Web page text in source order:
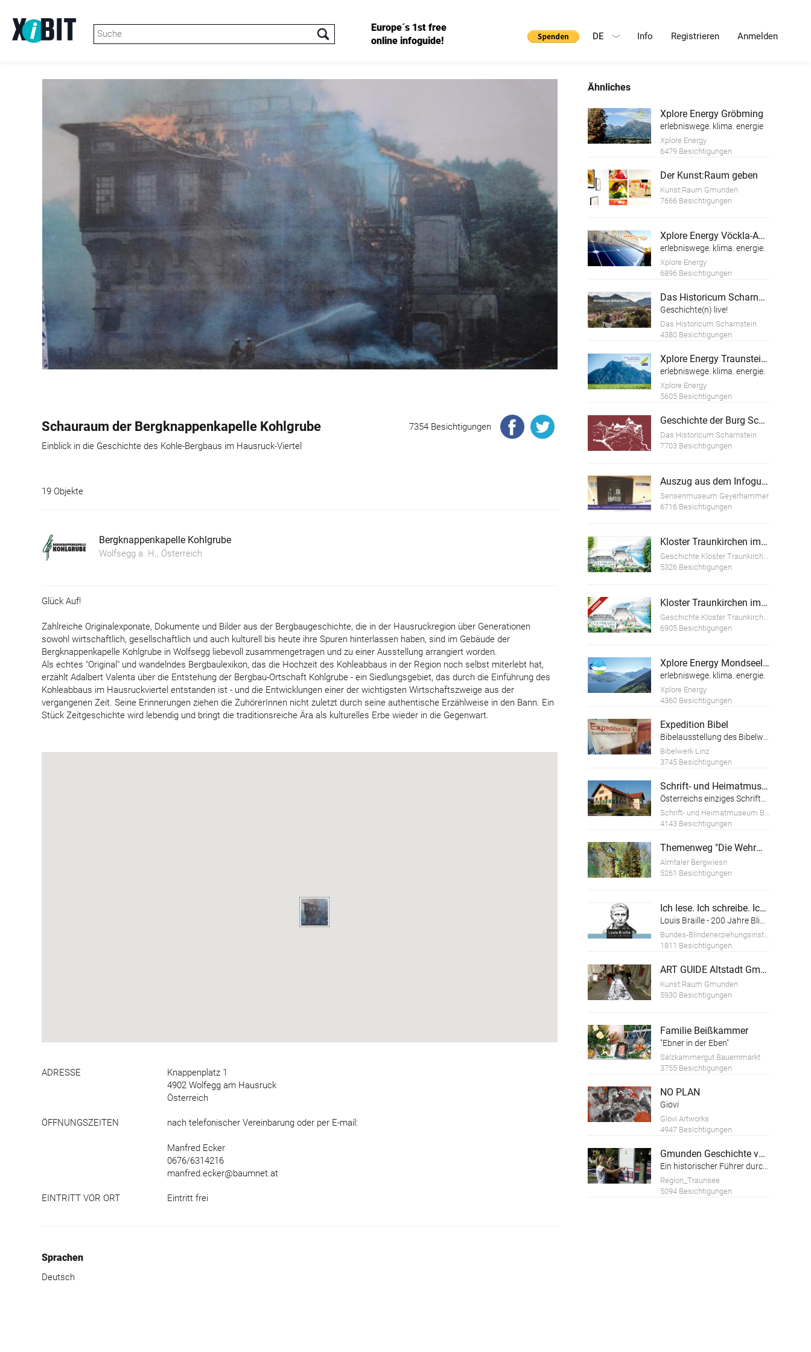
Europe´s 1st free
online infoguide!
Info Registrieren Anmelden
DE
Schauraum der Bergknappenkapelle Kohlgrube
Einblick in die Geschichte des Kohle-Bergbaus im Hausruck-Viertel
7354 Besichtigungen
19 Objekte
Bergknappenkapelle Kohlgrube
Wolfsegg a. H., Österreich
Glück Auf!
Zahlreiche Originalexponate, Dokumente und Bilder aus der Bergbaugeschichte, die in der Hausruckregion über Generationen
sowohl wirtschaftlich, gesellschaftlich und auch kulturell bis heute ihre Spuren hinterlassen haben, sind im Gebäude der
Bergknappenkapelle Kohlgrube in Wolfsegg liebevoll zusammengetragen und zu einer Ausstellung arrangiert worden.
Als echtes "Original" und wandelndes Bergbaulexikon, das die Hochzeit des Kohleabbaus in der Region noch selbst miterlebt hat,
erzählt Adalbert Valenta über die Entstehung der Bergbau-Ortschaft Kohlgrube - ein Siedlungsgebiet, das durch die Einführung des
Kohleabbaus im Hausruckviertel entstanden ist - und die Entwicklungen einer der wichtigsten Wirtschaftszweige aus der
vergangenen Zeit. Seine Erinnerungen ziehen die ZuhörerInnen nicht zuletzt durch seine authentische Erzählweise in den Bann. Ein
Stück Zeitgeschichte wird lebendig und bringt die traditionsreiche Ära als kulturelles Erbe wieder in die Gegenwart.
ADRESSE
Knappenplatz 1
4902 Wolfegg am Hausruck
Österreich
ÖFFNUNGSZEITEN nach telefonischer Vereinbarung oder per E-mail:
Manfred Ecker
0676/6314216
manfred.ecker@baumnet.at
EINTRITT VOR ORT Eintritt frei
Sprachen
Deutsch
Ähnliches
Xplore Energy Gröbming
erlebniswege. klima. energie
Xplore Energy
6479 Besichtigungen
Der Kunst:Raum geben
Kunst:Raum Gmunden
7666 Besichtigungen
Xplore Energy Vöckla-Ager
erlebniswege. klima. energie.
Xplore Energy
6896 Besichtigungen
Das Historicum Scharnstein
Geschichte(n) live!
Das Historicum Scharnstein
4380 Besichtigungen
Xplore Energy Traunsteinregion
erlebniswege. klima. energie.
Xplore Energy
5605 Besichtigungen
Geschichte der Burg Scharnstein
Das Historicum Scharnstein
7703 Besichtigungen
Auszug aus dem Infoguide "Geschichte des Sensenschmiedemuseum Geyerhammer"
Sensenmuseum Geyerhammer
6716 Besichtigungen
Kloster Traunkirchen im Wandel der Zeit
Geschichte Kloster Traunkirchen
5326 Besichtigungen
Kloster Traunkirchen im Wandel der Zeit (Auszug)
6905 Besichtigungen
Xplore Energy Mondseeland
erlebniswege. klima. energie.
Xplore Energy
4360 Besichtigungen
Expedition Bibel
Bibelwerk Linz
3745 Besichtigungen
Schrift- und Heimatmuseum Bartlhaus
4143 Besichtigungen
Themenweg "Die Wehrmauer der Ruine Scharnstein"
Almtaler Bergwiesn
5261 Besichtigungen
Ich lese. Ich schreibe. Ich bin.
Louis Braille - 200 Jahre Blindenschrift
Bundes-Blindenerziehungsinstitut
1811 Besichtigungen
ART GUIDE Altstadt Gmunden
Kunst:Raum Gmunden
5930 Besichtigungen
Familie Beißkammer
"Ebner in der Eben"
Salzkammergut Bauernmarkt
3755 Besichtigungen
NO PLAN
Giovi
Giovi Artworks
4947 Besichtigungen
Gmunden Geschichte von der Geschichte
Region_Traunsee
5094 Besichtigungen